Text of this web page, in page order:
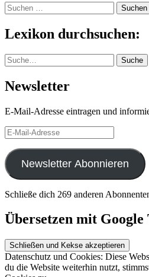
Suchen
nach:
Lexikon durchsuchen:
Suche Suche
Newsletter
E-Mail-Adresse eintragen und
E-
Mail-
Adresse
Newsletter Abonnieren
Schließe dich 269 anderen
Übersetzen mit Google
Datenschutz und Cookies: Diese
du die Website weiterhin nutzt,